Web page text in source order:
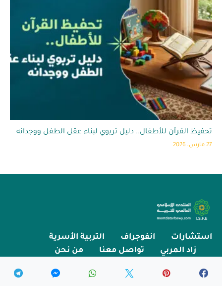
تحفيظ القرآن للأطفال.. دليل تربوي لبناء عقل الطفل ووجدانه
27 مارس، 2026
استشارات انفوجراف
التربية الأسرية
زاد المربي
تواصل معنا من نحن